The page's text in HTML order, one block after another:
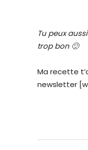
Tu peux
trop bon 🙂
Ma recette
newsletter